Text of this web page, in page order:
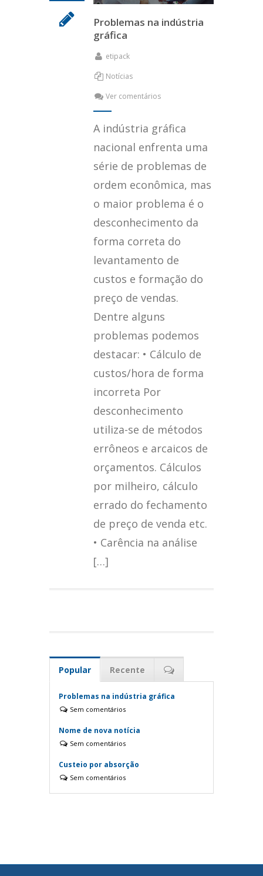
Problemas na indústria
gráfica
etipack
Notícias
Ver comentários
A indústria gráfica
nacional enfrenta uma
série de problemas de
ordem econômica, mas
o maior problema é o
desconhecimento da
forma correta do
levantamento de
custos e formação do
preço de vendas.
Dentre alguns
problemas podemos
destacar: • Cálculo de
custos/hora de forma
incorreta Por
desconhecimento
utiliza-se de métodos
errôneos e arcaicos de
orçamentos. Cálculos
por milheiro, cálculo
errado do fechamento
de preço de venda etc.
• Carência na análise
[…]
Popular Recente
Problemas na indústria gráfica
Sem comentários
Nome de nova notícia
Sem comentários
Custeio por absorção
Sem comentários